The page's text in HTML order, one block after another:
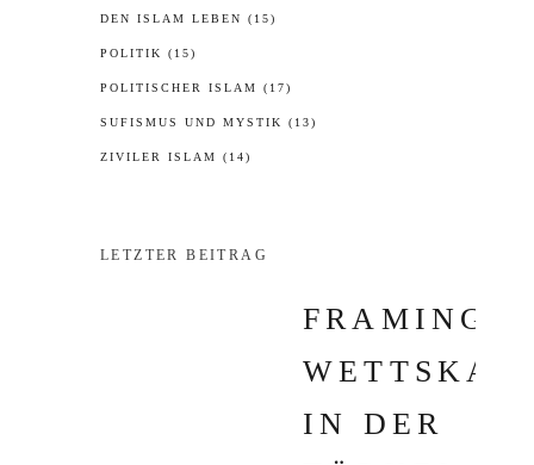
DEN ISLAM LEBEN (15)
POLITIK (15)
POLITISCHER ISLAM (17)
SUFISMUS UND MYSTIK (13)
ZIVILER ISLAM (14)
LETZTER BEITRAG
FRAMING
IN DER